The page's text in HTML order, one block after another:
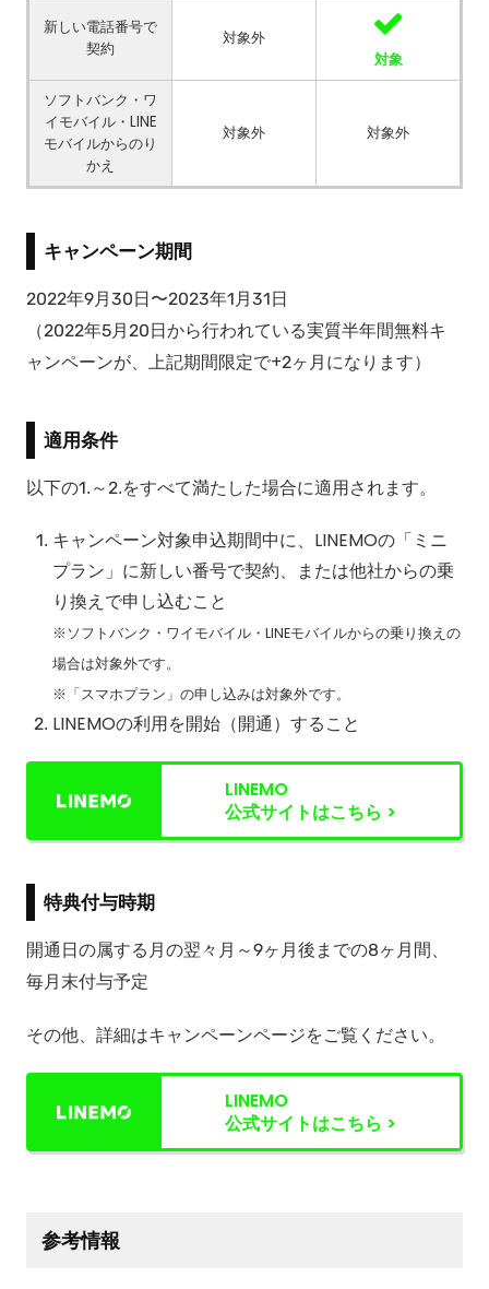
新しい電話番号で
契約
対象外
対象
ソフトバンク・ワ
イモバイル・LINE
モバイルからのり
かえ
対象外 対象外
キャンペーン期間
2022年9月30日〜2023年1月31日
（2022年5月20日から行われている実質半年間無料キ
ャンペーンが、上記期間限定で+2ヶ月になります）
適用条件
以下の1.～2.をすべて満たした場合に適用されます。
キャンペーン対象申込期間中に、LINEMOの「ミニ
プラン」に新しい番号で契約、または他社からの乗
り換えで申し込むこと
※ソフトバンク・ワイモバイル・LINEモバイルからの乗り換えの
場合は対象外です。
※「スマホプラン」の申し込みは対象外です。
LINEMOの利用を開始（開通）すること
LINEMO
公式サイトはこちら >
特典付与時期
開通日の属する月の翌々月～9ヶ月後までの8ヶ月間、
毎月末付与予定
その他、詳細はキャンペーンページをご覧ください。
LINEMO
公式サイトはこちら >
参考情報